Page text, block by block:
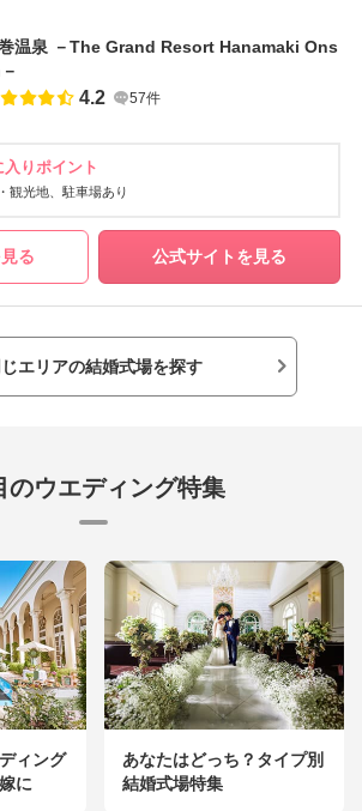
温泉 －The Grand Resort Hanamaki Ons
4.2 57件
りポイント
観光地 駐車場あり
る 公式サイトを見る
じエリアの結婚式場を探す
のウエディング特集
ィング
に
あなたはどっち？タイプ別
結婚式場特集